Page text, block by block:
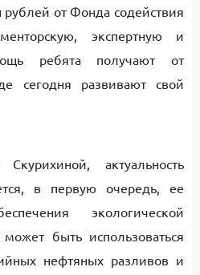
от Фонда содействия
экспертную и
ребята получают от
сегодня развивают свой
актуальность
в первую очередь, ее
экологической
может быть использоваться
нефтяных разливов и